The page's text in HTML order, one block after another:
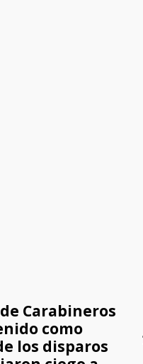
Carabineros
como
los disparos